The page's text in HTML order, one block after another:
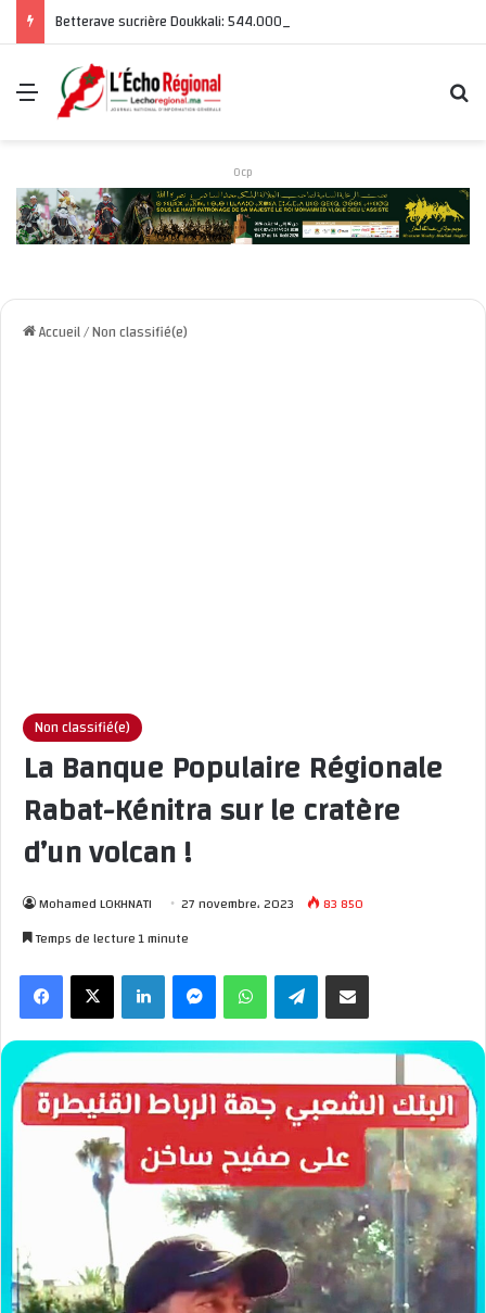
Menu
Ocp
Accueil/Non classifié(e)
Non classifié(e)
La Banque Populaire Régionale
Rabat-Kénitra sur le cratère
d’un volcan !
Mohamed LOKHNATI 27 novembre، 2023
83 850
Temps de lecture 1 minute
Telegram